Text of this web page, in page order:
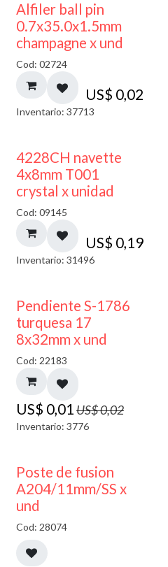
Alfiler ball pin
0.7x35.0x1.5mm
champagne x und
Cod: 02724
US$ 0,02
Inventario: 37713
4228CH navette
4x8mm T001
crystal x unidad
Cod: 09145
US$ 0,19
Inventario: 31496
50% DESCUENTO
Pendiente S-1786
turquesa 17
8x32mm x und
Cod: 22183
US$ 0,01 US$0,02
Inventario: 3776
Poste de fusion
A204/11mm/SS x
und
Cod: 28074